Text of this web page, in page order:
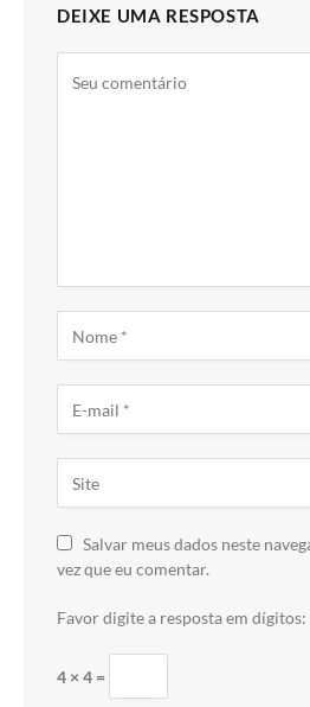
DEIXE UMA RESPOSTA
Salvar meus dados neste
vez que eu comentar.
Favor digite a resposta em dígitos:
4 × 4 =